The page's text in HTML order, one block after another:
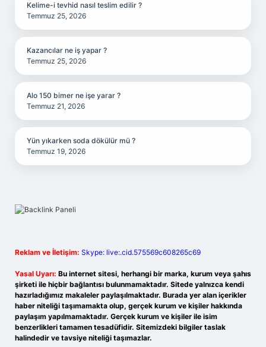
Kelime-i tevhid nasıl teslim edilir ?
Temmuz 25, 2026
Kazancılar ne iş yapar ?
Temmuz 25, 2026
Alo 150 bimer ne işe yarar ?
Temmuz 21, 2026
Yün yıkarken soda dökülür mü ?
Temmuz 19, 2026
Reklam ve İletişim: Skype: live:.cid.575569c608265c69
Yasal Uyarı: Bu internet sitesi, herhangi bir marka, kurum veya şahıs
şirketi ile hiçbir bağlantısı bulunmamaktadır. Sitede yalnızca kendi
hazırladığımız makaleler paylaşılmaktadır. Burada yer alan içerikler
haber niteliği taşımamakta olup, gerçek kurum ve kişiler hakkında
paylaşım yapılmamaktadır. Gerçek kurum ve kişiler ile isim
benzerlikleri tamamen tesadüfidir. Sitemizdeki bilgiler taslak
halindedir ve tavsiye niteliği taşımazlar.